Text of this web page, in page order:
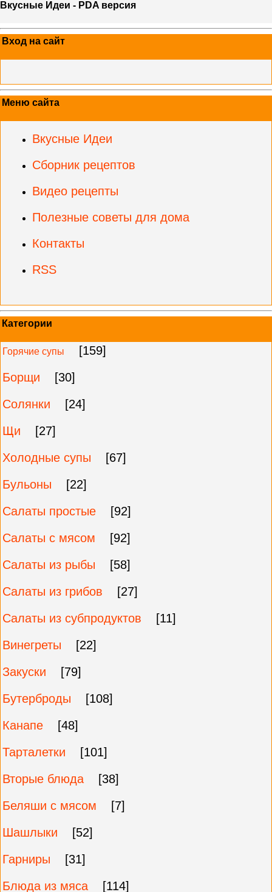
Вкусные Идеи - PDA версия
Вход на сайт
Меню сайта
Вкусные Идеи
Сборник рецептов
Видео рецепты
Полезные советы для дома
Контакты
RSS
Категории
Горячие супы
[159]
Борщи
[30]
Солянки
[24]
Щи
[27]
Холодные супы
[67]
Бульоны
[22]
Салаты простые
[92]
Салаты с мясом
[92]
Салаты из рыбы
[58]
Салаты из грибов
[27]
Салаты из субпродуктов
[11]
Винегреты
[22]
Закуски
[79]
Бутерброды
[108]
Канапе
[48]
Тарталетки
[101]
Вторые блюда
[38]
Беляши с мясом
[7]
Шашлыки
[52]
Гарниры
[31]
Блюда из мяса
[114]